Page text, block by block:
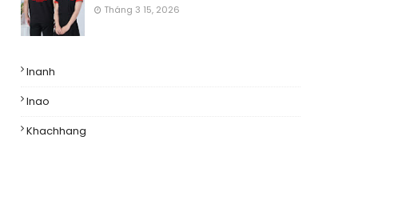
Tháng 3 15, 2026
Inanh
Inao
Khachhang